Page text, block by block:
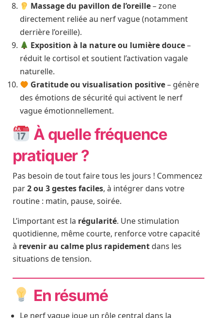
Massage du pavillon de l’oreille– zone
directement reliée au nerf vague (notamment
derrière l’oreille).
Exposition à la nature ou lumière douce–
réduit le cortisol et soutient l’activation vagale
naturelle.
Gratitude ou visualisation positive– génère
des émotions de sécurité qui activent le nerf
vague émotionnellement.
À quelle fréquence
pratiquer ?
Pas besoin de tout faire tous les jours ! Commencez
par2 ou 3 gestes faciles, à intégrer dans votre
routine : matin, pause, soirée.
L’important est la régularité. Une stimulation
quotidienne, même courte, renforce votre capacité
à revenir au calme plus rapidementdans les
situations de tension.
En résumé
Le nerf vague joue un rôle central dans la